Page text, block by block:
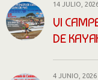
14 JULIO,
VI
DE
4 JUNIO, 2026